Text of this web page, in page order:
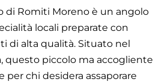
di Romiti Moreno è un angolo
locali preparate con
di alta qualità. Situato nel
questo piccolo ma accogliente
per chi desidera assaporare